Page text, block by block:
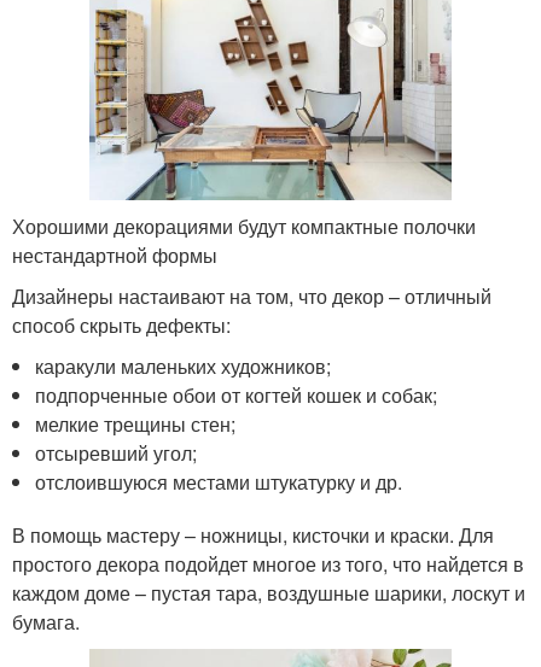
Хорошими декорациями будут компактные полочки
нестандартной формы
Дизайнеры настаивают на том, что декор – отличный
способ скрыть дефекты:
каракули маленьких художников;
подпорченные обои от когтей кошек и собак;
мелкие трещины стен;
отсыревший угол;
отслоившуюся местами штукатурку и др.
В помощь мастеру – ножницы, кисточки и краски. Для
простого декора подойдет многое из того, что найдется в
каждом доме – пустая тара, воздушные шарики, лоскут и
бумага.